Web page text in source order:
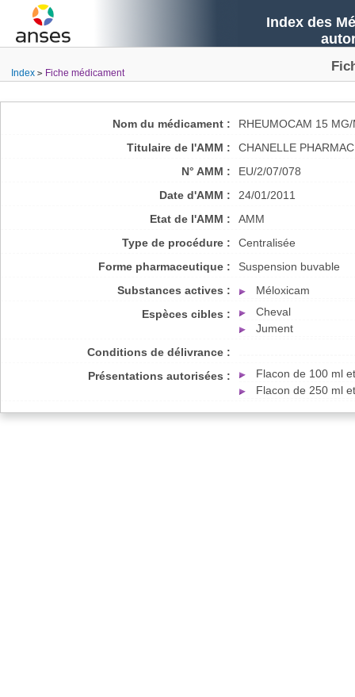
Index des
Index Fiche médicament
Nom du médicament :
RHEUMOCAM 15
Titulaire de l'AMM :
CHANELLE
N° AMM :
EU/2/07/078
Date d'AMM :
24/01/2011
Etat de l'AMM :
AMM
Type de procédure :
Centralisée
Forme pharmaceutique :
Suspension buvable
Substances actives :
Méloxicam
Espèces cibles :
Cheval
Jument
Conditions de délivrance :
Présentations autorisées :
Flacon de 100 ml
Flacon de 250 ml